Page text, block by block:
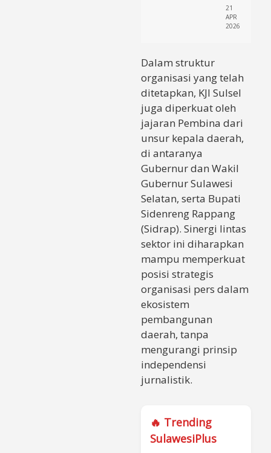
21
APR
2026
Dalam struktur
organisasi yang telah
ditetapkan, KJI Sulsel
juga diperkuat oleh
jajaran Pembina dari
unsur kepala daerah,
di antaranya
Gubernur dan Wakil
Gubernur Sulawesi
Selatan, serta Bupati
Sidenreng Rappang
(Sidrap). Sinergi lintas
sektor ini diharapkan
mampu memperkuat
posisi strategis
organisasi pers dalam
ekosistem
pembangunan
daerah, tanpa
mengurangi prinsip
independensi
jurnalistik.
🔥 Trending
SulawesiPlus